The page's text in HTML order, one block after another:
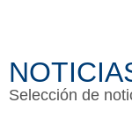
Selección de